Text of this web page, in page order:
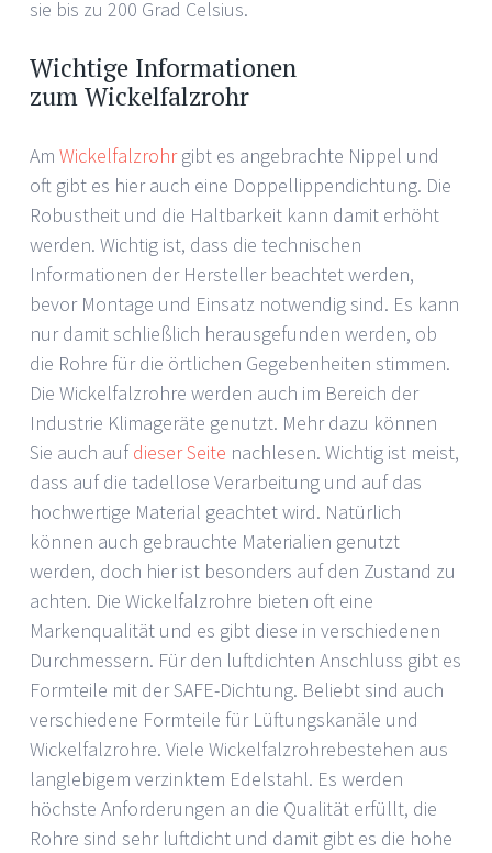
sie bis zu 200 Grad Celsius.
Wichtige Informationen
zum Wickelfalzrohr
Am Wickelfalzrohrgibt es angebrachte Nippel und
oft gibt es hier auch eine Doppellippendichtung. Die
Robustheit und die Haltbarkeit kann damit erhöht
werden. Wichtig ist, dass die technischen
Informationen der Hersteller beachtet werden,
bevor Montage und Einsatz notwendig sind. Es kann
nur damit schließlich herausgefunden werden, ob
die Rohre für die örtlichen Gegebenheiten stimmen.
Die Wickelfalzrohre werden auch im Bereich der
Industrie Klimageräte genutzt. Mehr dazu können
Sie auch aufdieser Seite nachlesen. Wichtig ist meist,
dass auf die tadellose Verarbeitung und auf das
hochwertige Material geachtet wird. Natürlich
können auch gebrauchte Materialien genutzt
werden, doch hier ist besonders auf den Zustand zu
achten. Die Wickelfalzrohre bieten oft eine
Markenqualität und es gibt diese in verschiedenen
Durchmessern. Für den luftdichten Anschluss gibt es
Formteile mit der SAFE-Dichtung. Beliebt sind auch
verschiedene Formteile für Lüftungskanäle und
Wickelfalzrohre. Viele Wickelfalzrohrebestehen aus
langlebigem verzinktem Edelstahl. Es werden
höchste Anforderungen an die Qualität erfüllt, die
Rohre sind sehr luftdicht und damit gibt es die hohe